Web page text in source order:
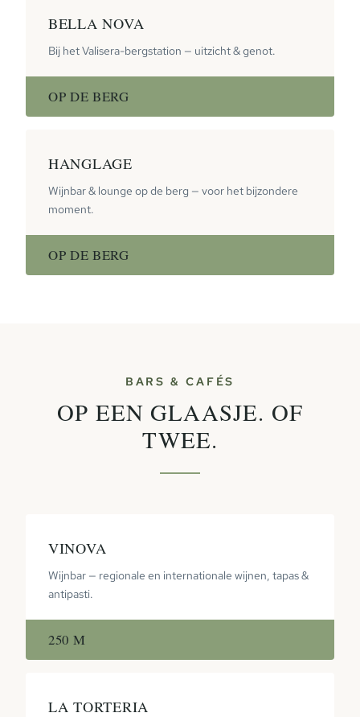
BELLA NOVA
Bij het Valisera-bergstation — uitzicht & genot.
OP DE BERG
HANGLAGE
Wijnbar & lounge op de berg — voor het bijzondere
moment.
OP DE BERG
BARS & CAFÉS
OP EEN GLAASJE. OF
TWEE.
VINOVA
Wijnbar — regionale en internationale wijnen, tapas &
antipasti.
250 M
LA TORTERIA